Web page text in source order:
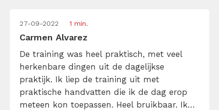
27-09-2022 1 min.
Carmen Alvarez
De training was heel praktisch, met veel
herkenbare dingen uit de dagelijkse
praktijk. Ik liep de training uit met
praktische handvatten die ik de dag erop
meteen kon toepassen. Heel bruikbaar. Ik